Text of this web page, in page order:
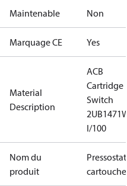
Maintenable Non
Marquage CE Yes
Material
Description
ACB
Cartridge
Switch
2UB1471W
I/100
Nom du
produit
Pressostat à
cartouche